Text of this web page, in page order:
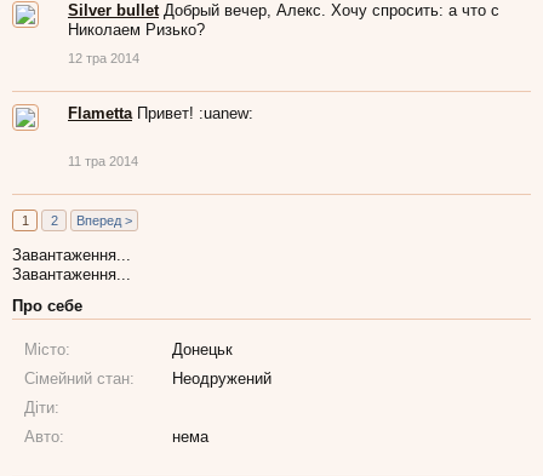
Silver bullet Добрый вечер, Алекс. Хочу спросить: а что с
Николаем Ризько?
12 тра 2014
Flametta Привет! :uanew:
11 тра 2014
1 2 Вперед >
Завантаження...
Завантаження...
Про себе
Місто:
Донецьк
Сімейний стан:
Неодружений
Діти:
Авто:
нема